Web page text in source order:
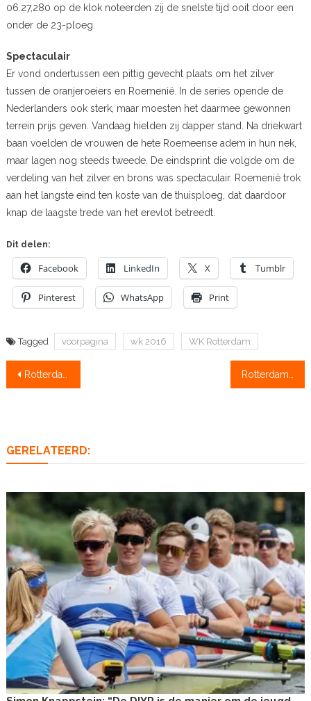
06.27,280 op de klok noteerden zij de snelste tijd ooit door een
onder de 23-ploeg.
Spectaculair
Er vond ondertussen een pittig gevecht plaats om het zilver
tussen de oranjeroeiers en Roemenië. In de series opende de
Nederlanders ook sterk, maar moesten het daarmee gewonnen
terrein prijs geven. Vandaag hielden zij dapper stand. Na driekwart
baan voelden de vrouwen de hete Roemeense adem in hun nek,
maar lagen nog steeds tweede. De eindsprint die volgde om de
verdeling van het zilver en brons was spectaculair. Roemenië trok
aan het langste eind ten koste van de thuisploeg, dat daardoor
knap de laagste trede van het erevlot betreedt.
Dit delen:
Facebook LinkedIn X Tumblr
Pinterest WhatsApp Print
Tagged voorpagina wk 2016 WK Rotterdam
Bericht
Rotterdam vandaag: Eerste Nederlandse medaillekans
GERELATEERD: